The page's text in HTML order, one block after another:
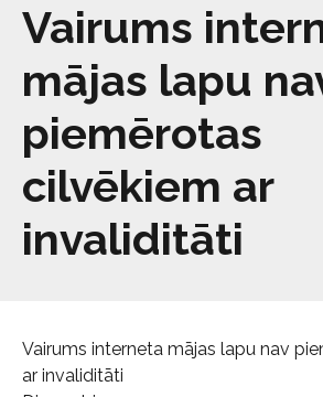
Par biedrību
Kontakti
Vairums
mājas lapu
piemērotas
cilvēkiem ar
invaliditāti
Vairums interneta mājas lapu nav
ar invaliditāti